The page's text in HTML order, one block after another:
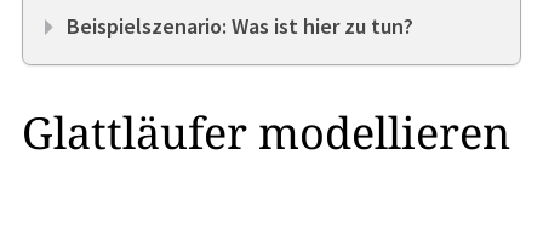
Beispielszenario: Was ist hier zu tun?
Glattläufer modellieren